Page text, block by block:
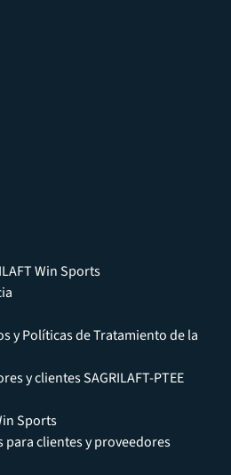
Win Sports
y Políticas de Tratamiento de la
y clientes SAGRILAFT-PTEE
Sports
clientes y proveedores